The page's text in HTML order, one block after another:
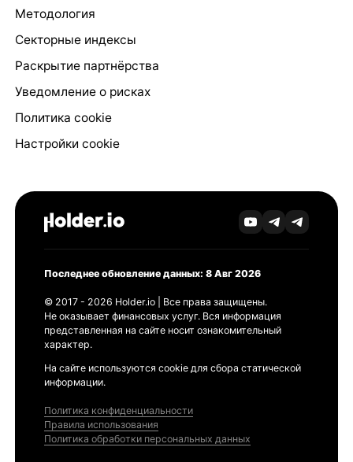
Методология
Секторные индексы
Раскрытие партнёрства
Уведомление о рисках
Политика cookie
Настройки cookie
Последнее обновление данных: 8 Авг 2026
© 2017 - 2026 Holder.io | Все права защищены.
Не оказывает финансовых услуг. Вся информация
представленная на сайте носит ознакомительный
характер.
На сайте используются cookie для сбора статической
информации.
Политика конфиденциальности
Правила использования
Политика обработки персональных данных